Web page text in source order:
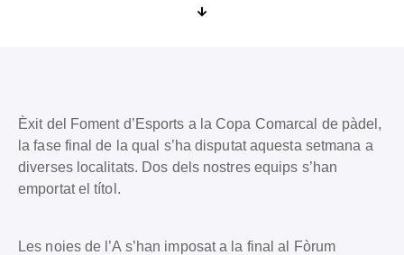
Èxit del Foment d’Esports a la Copa Comarcal de pàdel,
la fase final de la qual s’ha disputat aquesta setmana a
diverses localitats. Dos dels nostres equips s’han
emportat el títol.
Les noies de l’A s’han imposat a la final al Fòrum